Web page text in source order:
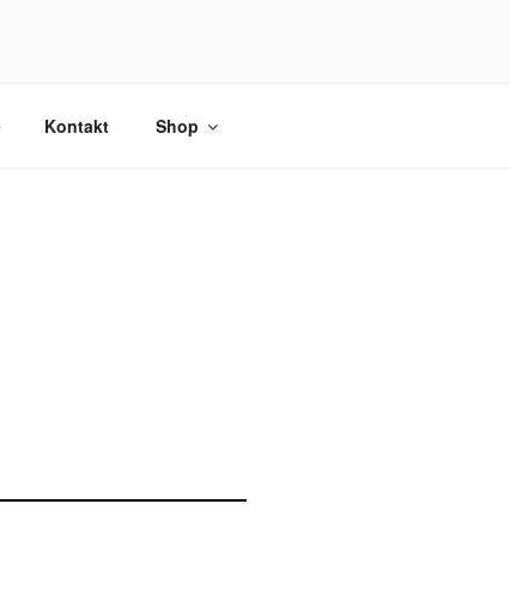
Kontakt Shop